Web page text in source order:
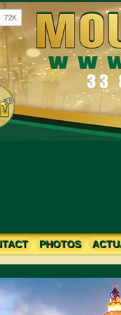
Limahine
PHOTOS